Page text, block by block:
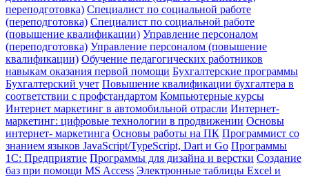
переподготовка) Специалист по социальной работе
(переподготовка) Специалист по социальной работе
(повышение квалификации) Управление персоналом
(переподготовка) Управление персоналом (повышение
квалификации) Обучение педагогических работников
навыкам оказания первой помощи Бухгалтерские программы
Бухгалтерский учет Повышение квалификации бухгалтера в
соответствии с профстандартом Компьютерные курсы
Интернет маркетинг в автомобильной отрасли Интернет-
маркетинг: цифровые технологии в продвижении Основы
интернет- маркетинга Основы работы на ПК Программист со
знанием языков JavaScript/TypeScript, Dart и Go Программы
1С: Предприятие Программы для дизайна и верстки Создание
баз при помощи MS Access Электронные таблицы Excel и